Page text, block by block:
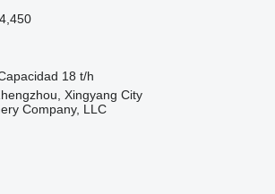
18 t/h
Xingyang City
Company, LLC